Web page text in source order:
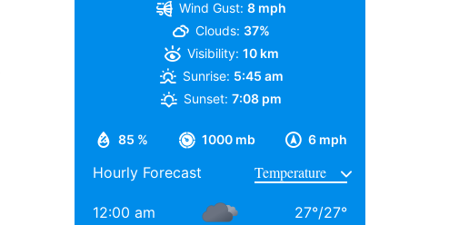
85 % 1000 mb 6 mph
Wind Gust: 8 mph
Clouds: 37%
Visibility: 10 km
Sunrise: 5:45 am
Sunset: 7:08 pm
Hourly Forecast
12:00 am 27°/27°